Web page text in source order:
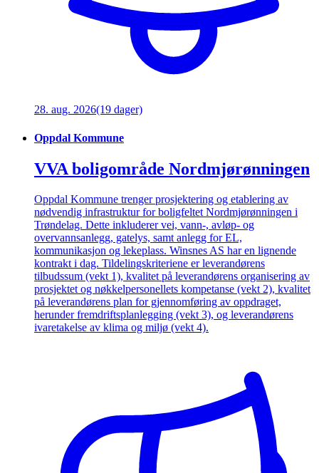
28. aug. 2026(19 dager)
Oppdal Kommune
VVA boligområde Nordmjørønningen
Oppdal Kommune trenger prosjektering og etablering av
nødvendig infrastruktur for boligfeltet Nordmjørønningen i
Trøndelag. Dette inkluderer vei, vann-, avløp- og
overvannsanlegg, gatelys, samt anlegg for EL,
kommunikasjon og lekeplass. Winsnes AS har en lignende
kontrakt i dag. Tildelingskriteriene er leverandørens
tilbudssum (vekt 1), kvalitet på leverandørens organisering av
prosjektet og nøkkelpersonellets kompetanse (vekt 2), kvalitet
på leverandørens plan for gjennomføring av oppdraget,
herunder fremdriftsplanlegging (vekt 3), og leverandørens
ivaretakelse av klima og miljø (vekt 4).